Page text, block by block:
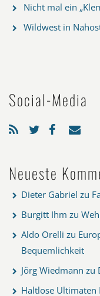
Nicht mal ein
Wildwest in
Social-Media
Neueste
Dieter Gabriel zu
Burgitt Ihm zu
Aldo Orelli zu
Bequemlichkeit
Jörg Wiedmann zu
Haltlose Ultimaten